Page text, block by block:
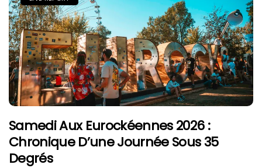
Samedi Aux Eurockéennes 2026 :
Chronique D’une Journée Sous 35
Degrés